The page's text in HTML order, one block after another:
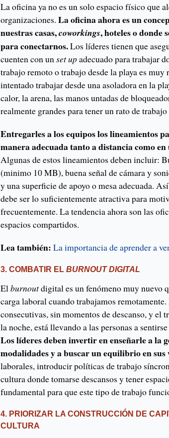
La oficina ya no es un solo espacio físico que
organizaciones.La oficina ahora es un
nuestras casas,coworkings, hoteles o donde
para conectarnos.Los líderes tienen que
cuenten con unset upadecuado para trabajar
trabajo remoto o trabajo desde la playa es muy
intentado trabajar desde una asoladora en la
calor, la arena, las manos untadas de
realmente grandes para tener un rato de
Entregarles a los equipos los lineamientos
manera adecuada tanto a distancia como
Algunas de estos lineamientos deben incluir:
(minimo 10 MB), buena señal de cámara y
y una superficie de apoyo o mesa adecuada.
debe ser lo suficientemente atractiva para
frecuentemente. La tendencia ahora son las
espacios compartidos.
Lea también: La importancia de aprender a
3. COMBATIR ELBURNOUT DIGITAL
Elburnoutdigital es un fenómeno muy nuevo
carga laboral cuando trabajamos
consecutivas, sin momentos de descanso, y el
la noche, está llevando a las personas a
Los líderes deben invertir en enseñarle a la
modalidades y a buscar un equilibrio en
laborales, introducir políticas de trabajo
cultura donde tomarse descansos y tener
fundamental para que este tipo de trabajo
4. PRIORIZAR LA CONSTRUCCIÓN DE
CULTURA